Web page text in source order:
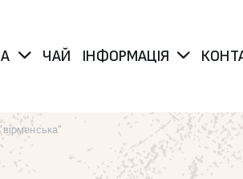
ЧАЙ ІНФОРМАЦІЯ